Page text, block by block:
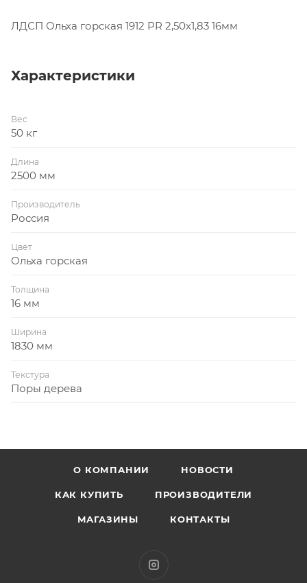
ЛДСП Ольха горская 1912 PR 2,50х1,83 16мм
Характеристики
Вес
50 кг
Длина
2500 мм
Производитель
Россия
Цвет
Ольха горская
Толщина
16 мм
Ширина
1830 мм
Текстура
Поры дерева
О КОМПАНИИ НОВОСТИ
КАК КУПИТЬ ПРОИЗВОДИТЕЛИ
МАГАЗИНЫ КОНТАКТЫ